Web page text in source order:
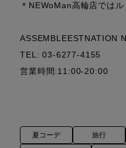
＊NEWoMan高輪店では
ASSEMBLEESTNATION
TEL: 03-6277-4155
営業時間:11:00-20:00
夏コーデ 旅行